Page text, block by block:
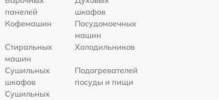
панелей
шкафов
Кофемашин
Посудомоечных
машин
Стиральных
машин
Холодильников
Сушильных
шкафов
Подогревателей
посуды и пищи
Сушильных